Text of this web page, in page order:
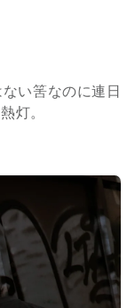
い筈なのに連日
灯。